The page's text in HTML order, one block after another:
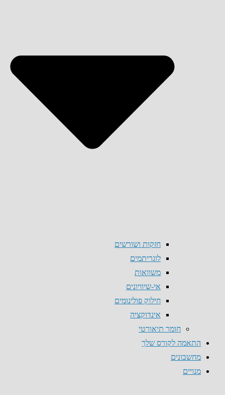
חזקות ושורשים
לוגריתמים
משוואות
אי-שיוויונים
חילוק פולינומים
אינדוקציה
חומר תיאורטי
התאמה לקורס שלך
מחשבונים
מנויים